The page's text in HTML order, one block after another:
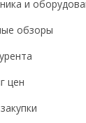
и
обзоры
цен